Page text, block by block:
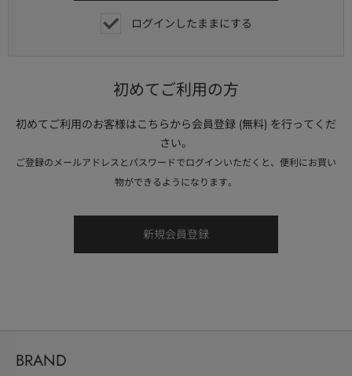
ログインしたままにする
初めてご利用の方
初めてご利用のお客様はこちらから会員登録 (無料) を行ってくだ
さい。
ご登録のメールアドレスとパスワードでログインいただくと、便利にお買い
物ができるようになります。
BRAND